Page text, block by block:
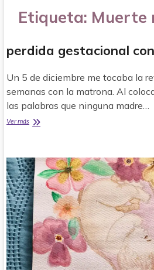
Etiqueta: Muerte
perdida gestacional
Un 5 de diciembre me tocaba la
semanas con la matrona. Al
las palabras que ninguna madre…
Ver másperdida
semanas